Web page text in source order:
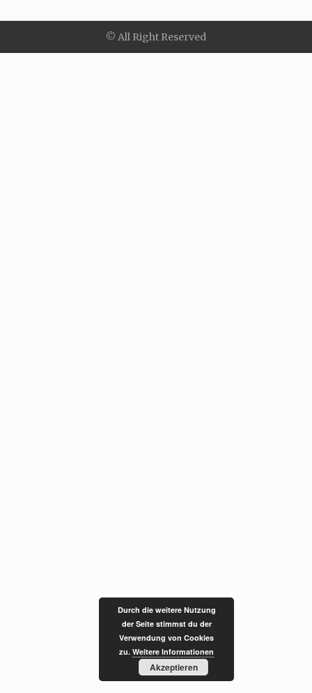
© All Right Reserved
Durch die weitere Nutzung
der Seite stimmst du der
Verwendung von Cookies
zu. Weitere Informationen
Akzeptieren